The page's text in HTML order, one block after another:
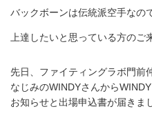
バックボーンは伝統派空手なの
上達したいと思っている方のご
先日、ファイティングラボ門前
なじみのWINDYさんから
お知らせと出場申込書が届きま